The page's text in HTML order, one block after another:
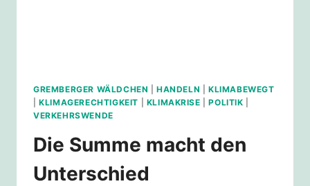
GREMBERGER WÄLDCHEN |HANDELN |KLIMABEWEGT
|KLIMAGERECHTIGKEIT KLIMAKRISE |POLITIK
VERKEHRSWENDE
Die Summe macht den
Unterschied